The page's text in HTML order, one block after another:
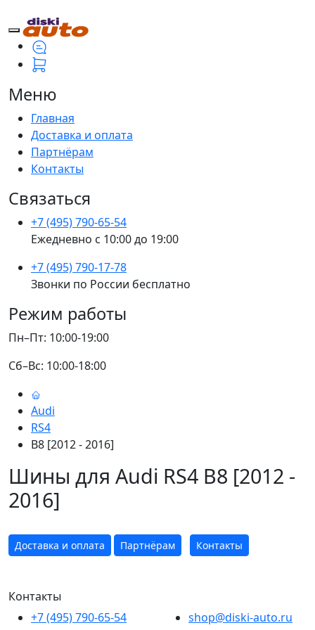
Меню
Главная
Доставка и оплата
Партнёрам
Контакты
Связаться
+7 (495) 790-65-54
Ежедневно с 10:00 до 19:00
+7 (495) 790-17-78
Звонки по России бесплатно
Режим работы
Пн–Пт: 10:00-19:00
Сб–Вс: 10:00-18:00
Audi
RS4
B8 [2012 - 2016]
Шины для Audi RS4 B8 [2012 -
2016]
Доставка и оплата Партнёрам Контакты
Контакты
+7 (495) 790-65-54
shop@diski-auto.ru